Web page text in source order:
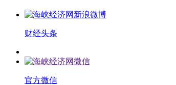
财经头条
官方微信